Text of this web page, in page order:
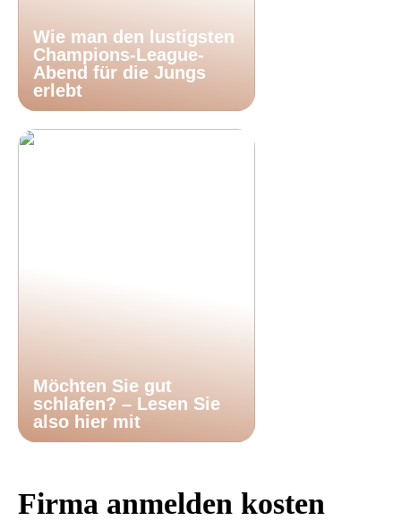
Wie man den lustigsten
Champions-League-
Abend für die Jungs
erlebt
Möchten Sie gut
schlafen? – Lesen Sie
also hier mit
Firma anmelden kosten